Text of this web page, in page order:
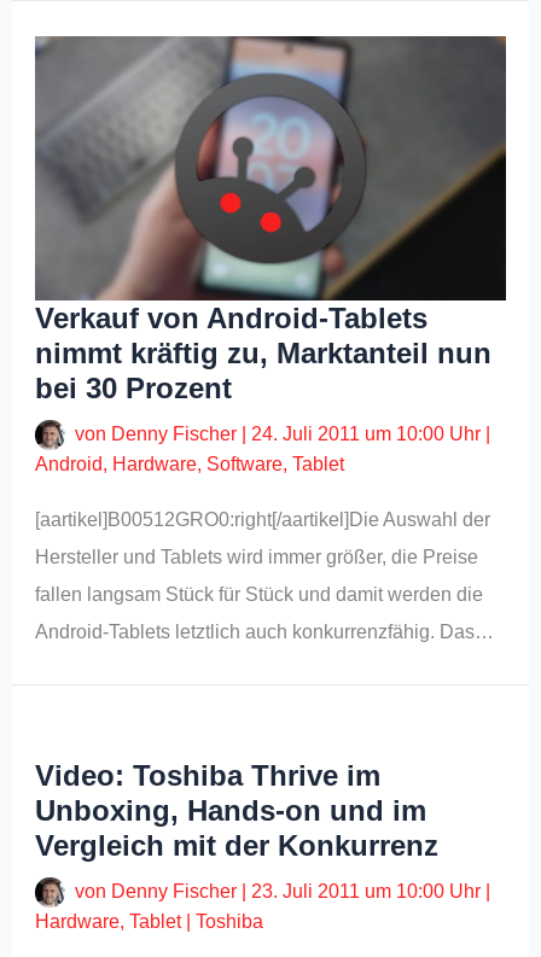
Verkauf von Android-Tablets
nimmt kräftig zu, Marktanteil nun
bei 30 Prozent
von Denny Fischer 24. Juli 2011 um 10:00 Uhr
Android, Hardware, Software,Tablet
[aartikel]B00512GRO0:right[/aartikel]Die Auswahl der
Hersteller und Tablets wird immer größer, die Preise
fallen langsam Stück für Stück und damit werden die
Android-Tablets letztlich auch konkurrenzfähig. Das…
Video: Toshiba Thrive im
Unboxing, Hands-on und im
Vergleich mit der Konkurrenz
von Denny Fischer 23. Juli 2011 um 10:00 Uhr
Hardware,Tablet|Toshiba